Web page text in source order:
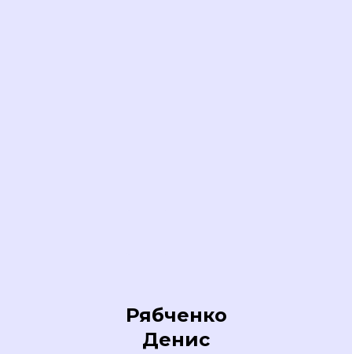
Рябченко
Денис